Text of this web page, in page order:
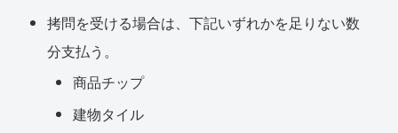
拷問を受ける場合は、下記いずれかを足りない数
分支払う。
商品チップ
建物タイル